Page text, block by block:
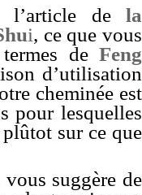
l’article de la
i, ce que vous
de Feng
d’utilisation
cheminée est
pour lesquelles
plûtot sur ce que
suggère de